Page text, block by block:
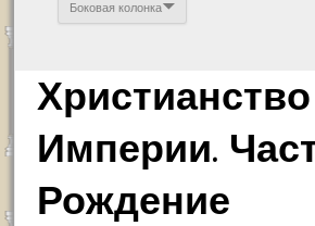
Боковая колонка
Империи.
Рождение